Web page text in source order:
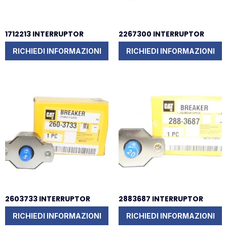
1712213 INTERRUPTOR
RICHIEDI INFORMAZIONI
2267300 INTERRUPTOR
RICHIEDI INFORMAZIONI
2603733 INTERRUPTOR
RICHIEDI INFORMAZIONI
2883687 INTERRUPTOR
RICHIEDI INFORMAZIONI